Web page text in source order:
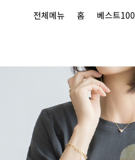
전체메뉴 홈 베스트100